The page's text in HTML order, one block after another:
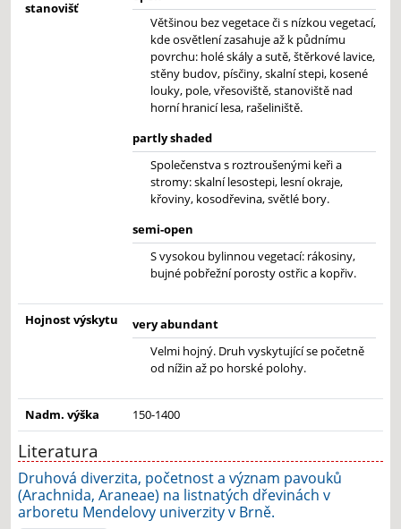
stanovišť
Většinou bez vegetace či s nízkou vegetací,
kde osvětlení zasahuje až k půdnímu
povrchu: holé skály a sutě, štěrkové lavice,
stěny budov, písčiny, skalní stepi, kosené
louky, pole, vřesoviště, stanoviště nad
horní hranicí lesa, rašeliniště.
partly shaded
Společenstva s roztroušenými keři a
stromy: skalní lesostepi, lesní okraje,
křoviny, kosodřevina, světlé bory.
semi-open
S vysokou bylinnou vegetací: rákosiny,
bujné pobřežní porosty ostřic a kopřiv.
Hojnost výskytu
very abundant
Velmi hojný. Druh vyskytující se početně
od nížin až po horské polohy.
Nadm. výška 150-1400
Literatura
Druhová diverzita, početnost a význam pavouků
(Arachnida, Araneae) na listnatých dřevinách v
arboretu Mendelovy univerzity v Brně.